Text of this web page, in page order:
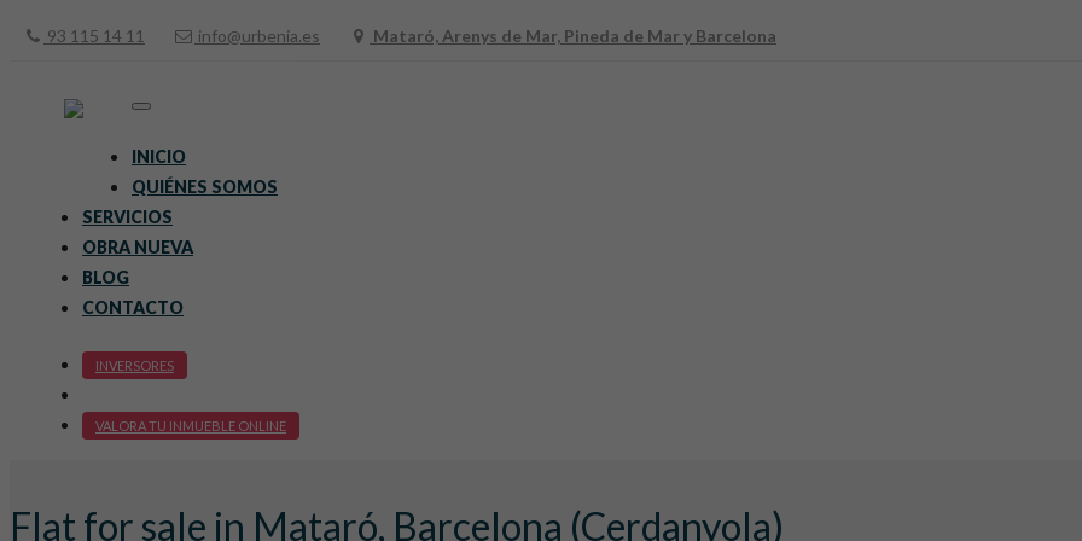
93 115 14 11 info@urbenia.es Mataró, Arenys de Mar, Pineda de Mar y Barcelona
Toggle
INICIO
QUIÉNES SOMOS
SERVICIOS
OBRA NUEVA
BLOG
CONTACTO
INVERSORES
VALORA TU INMUEBLE ONLINE
Flat for sale in Mataró, Barcelona (Cerdanyola)